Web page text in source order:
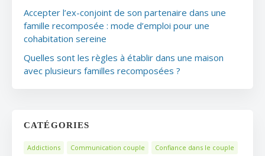
Accepter l’ex-conjoint de son partenaire dans une
famille recomposée : mode d’emploi pour une
cohabitation sereine
Quelles sont les règles à établir dans une maison
avec plusieurs familles recomposées ?
CATÉGORIES
Addictions Communication couple
Confiance dans le couple